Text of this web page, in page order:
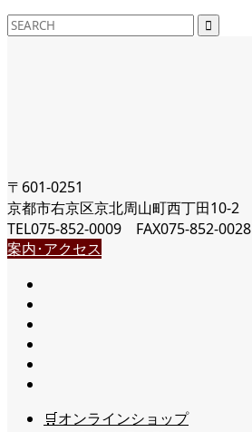
〒601-0251
京都市右京区京北周山町西丁田10-2
TEL075-852-0009 FAX075-852-0028
案内･アクセス
🛒オンラインショップ